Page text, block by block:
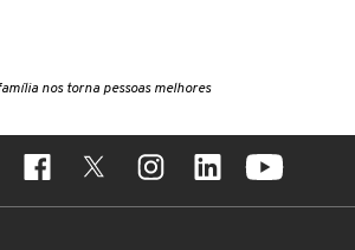
nos torna pessoas melhores